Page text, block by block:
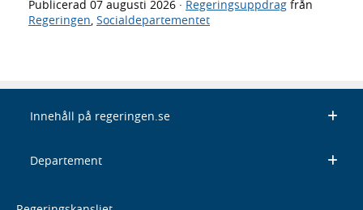
Publicerad 07 augusti 2026 · Regeringsuppdrag från
Regeringen, Socialdepartementet
Innehåll på regeringen.se
Departement